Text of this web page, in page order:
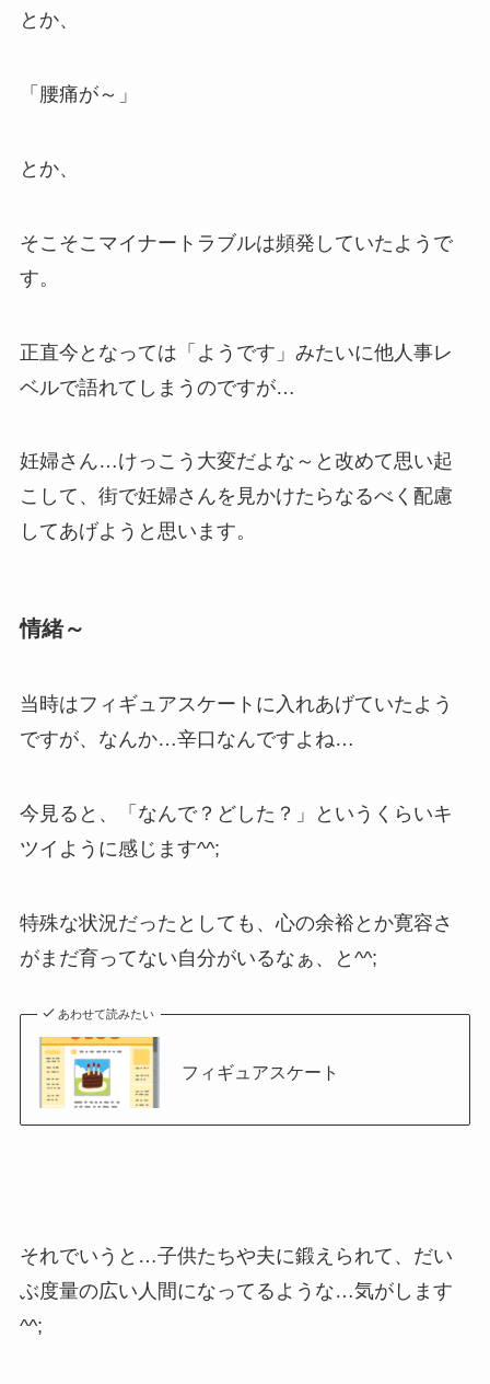
とか、
「腰痛が～」
とか、
そこそこマイナートラブルは頻発していたようで
す。
正直今となっては「ようです」みたいに他人事レ
ベルで語れてしまうのですが…
妊婦さん…けっこう大変だよな～と改めて思い起
こして、街で妊婦さんを見かけたらなるべく配慮
してあげようと思います。
情緒～
当時はフィギュアスケートに入れあげていたよう
ですが、なんか…辛口なんですよね…
今見ると、「なんで？どした？」というくらいキ
ツイように感じます^^;
特殊な状況だったとしても、心の余裕とか寛容さ
がまだ育ってない自分がいるなぁ、と^^;
あわせて読みたい
フィギュアスケート
それでいうと…子供たちや夫に鍛えられて、だい
ぶ度量の広い人間になってるような…気がします
^^;